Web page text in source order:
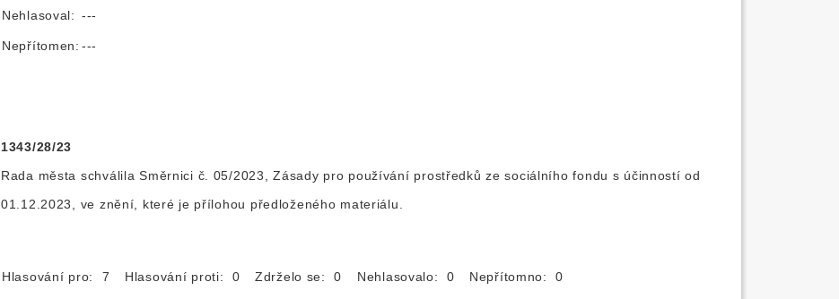
Nehlasoval: ---
Nepřítomen: ---
1343/28/23
Rada města schválila Směrnici č. 05/2023, Zásady pro používání prostředků ze sociálního fondu s účinností od
01.12.2023, ve znění, které je přílohou předloženého materiálu.
Hlasování pro: 7 Hlasování proti: 0 Zdrželo se: 0 Nehlasovalo: 0 Nepřítomno: 0